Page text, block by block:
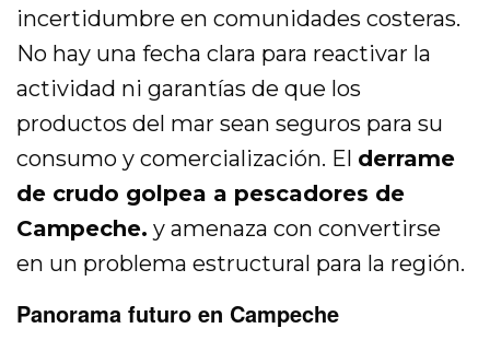
incertidumbre en comunidades costeras.
No hay una fecha clara para reactivar la
actividad ni garantías de que los
productos del mar sean seguros para su
consumo y comercialización. El derrame
de crudo golpea a pescadores de
Campeche. y amenaza con convertirse
en un problema estructural para la región.
Panorama futuro en Campeche